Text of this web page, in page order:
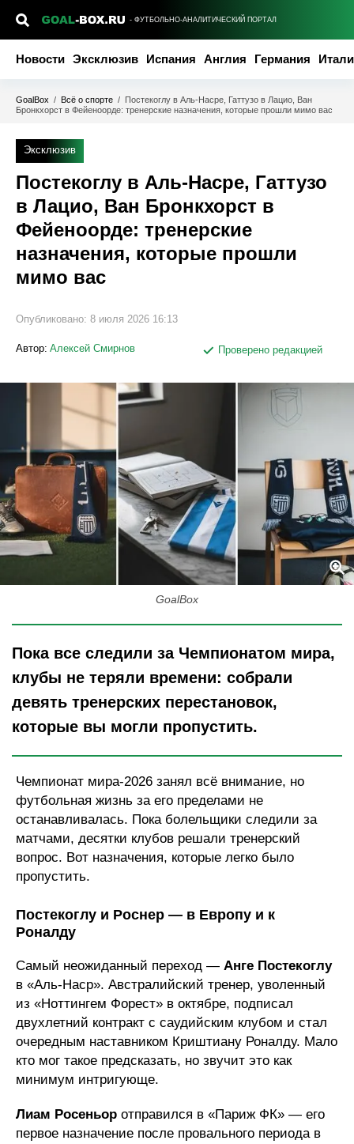
- ФУТБОЛЬНО-АНАЛИТИЧЕСКИЙ ПОРТАЛ
Новости Эксклюзив Испания Англия Германия
GoalBox / Всё о спорте / Постекоглу в Аль-Насре, Гаттузо в Лацио, Ван
Бронкхорст в Фейеноорде: тренерские назначения, которые прошли мимо вас
Эксклюзив
Постекоглу в Аль-Насре, Гаттузо
в Лацио, Ван Бронкхорст в
Фейеноорде: тренерские
назначения, которые прошли
мимо вас
Опубликовано: 8 июля 2026 16:13
Автор: Алексей Смирнов Проверено редакцией
GoalBox
Пока все следили за Чемпионатом мира,
клубы не теряли времени: собрали
девять тренерских перестановок,
которые вы могли пропустить.
Чемпионат мира-2026 занял всё внимание, но
футбольная жизнь за его пределами не
останавливалась. Пока болельщики следили за
матчами, десятки клубов решали тренерский
вопрос. Вот назначения, которые легко было
пропустить.
Постекоглу и Роснер — в Европу и к
Роналду
Самый неожиданный переход — Анге Постекоглу
в «Аль-Наср». Австралийский тренер, уволенный
из «Ноттингем Форест» в октябре, подписал
двухлетний контракт с саудийским клубом и стал
очередным наставником Криштиану Роналду. Мало
кто мог такое предсказать, но звучит это как
минимум интригующе.
Лиам Росеньор отправился в «Париж ФК» — его
первое назначение после провального периода в